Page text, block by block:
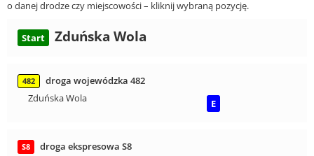
o danej drodze czy miejscowości – kliknij wybraną pozycję.
Start Zduńska Wola
482
droga wojewódzka 482
Zduńska Wola
E
S8
droga ekspresowa S8